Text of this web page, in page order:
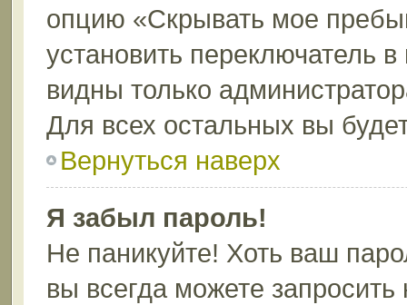
опцию «Скрывать мое
установить переключатель
видны только
Для всех остальных вы
Вернуться наверх
Я забыл пароль!
Не паникуйте! Хоть ваш
вы всегда можете